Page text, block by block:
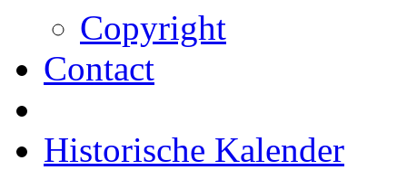
Copyright
Contact
Historische Kalender